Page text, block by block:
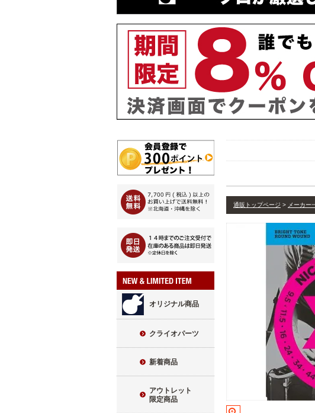
オリジナル商品
クライオパーツ
新着商品
アウトレット
限定商品
通販トップページ メーカー